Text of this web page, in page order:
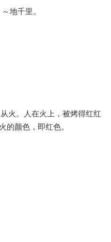
地千里。
火。人在火上，被烤得红红
的颜色，即红色。